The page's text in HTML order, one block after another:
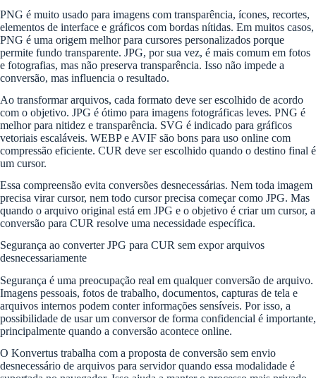
PNG é muito usado para imagens com transparência, ícones, recortes,
elementos de interface e gráficos com bordas nítidas. Em muitos casos,
PNG é uma origem melhor para cursores personalizados porque
permite fundo transparente. JPG, por sua vez, é mais comum em fotos
e fotografias, mas não preserva transparência. Isso não impede a
conversão, mas influencia o resultado.
Ao transformar arquivos, cada formato deve ser escolhido de acordo
com o objetivo. JPG é ótimo para imagens fotográficas leves. PNG é
melhor para nitidez e transparência. SVG é indicado para gráficos
vetoriais escaláveis. WEBP e AVIF são bons para uso online com
compressão eficiente. CUR deve ser escolhido quando o destino final é
um cursor.
Essa compreensão evita conversões desnecessárias. Nem toda imagem
precisa virar cursor, nem todo cursor precisa começar como JPG. Mas
quando o arquivo original está em JPG e o objetivo é criar um cursor, a
conversão para CUR resolve uma necessidade específica.
Segurança ao converter JPG para CUR sem expor arquivos
desnecessariamente
Segurança é uma preocupação real em qualquer conversão de arquivo.
Imagens pessoais, fotos de trabalho, documentos, capturas de tela e
arquivos internos podem conter informações sensíveis. Por isso, a
possibilidade de usar um conversor de forma confidencial é importante,
principalmente quando a conversão acontece online.
O Konvertus trabalha com a proposta de conversão sem envio
desnecessário de arquivos para servidor quando essa modalidade é